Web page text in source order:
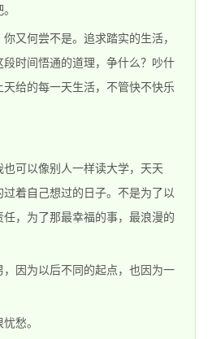
又何尝不是。追求踏实的生活，
时间悟通的道理，争什么？吵什
给的每一天生活，不管快不快乐
可以像别人一样读大学，天天
着自己想过的日子。不是为了以
，为了那最幸福的事，最浪漫的
因为以后不同的起点，也因为一
愁。